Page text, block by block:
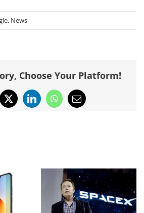
, News
Choose Your Platform!
X LinkedInWhatsApp
Email